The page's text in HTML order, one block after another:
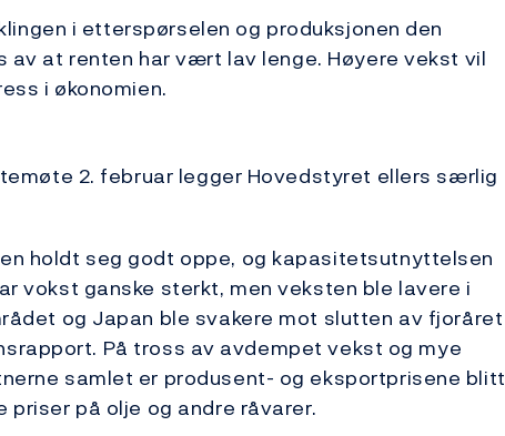
i etterspørselen og produksjonen den
at renten har vært lav lenge. Høyere vekst vil
i økonomien.
2. februar legger Hovedstyret ellers særlig
holdt seg godt oppe, og kapasitetsutnyttelsen
vokst ganske sterkt, men veksten ble lavere i
og Japan ble svakere mot slutten av fjoråret
På tross av avdempet vekst og mye
samlet er produsent- og eksportprisene blitt
på olje og andre råvarer.